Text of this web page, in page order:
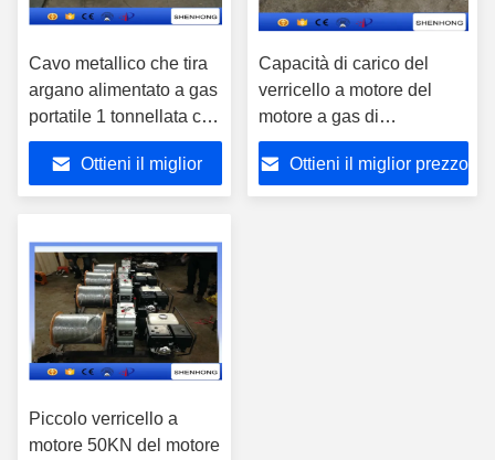
Cavo metallico che tira
argano alimentato a gas
portatile 1 tonnellata con
il motore a benzina
Ottieni il miglior
Capacità di carico del
verricello a motore del
motore a gas di
YAMAHA/argano 5T di
posa di un cavo
Ottieni il miglior prezzo
Piccolo verricello a
motore 50KN del motore